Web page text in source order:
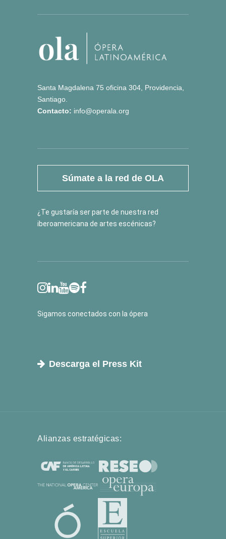
Santa Magdalena 75 oficina 304, Providencia,
Santiago.
Contacto: info@operala.org
Súmate a la red de OLA
¿Te gustaría ser parte de nuestra red
iberoamericana de artes escénicas?
Sigamos conectados con la ópera
Descarga el Press Kit
Alianzas estratégicas: